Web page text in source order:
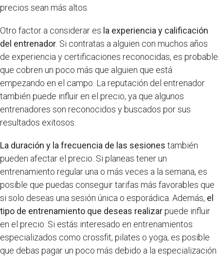
precios sean más altos.
Otro factor a considerar es la experiencia y calificación
del entrenador . Si contratas a alguien con muchos años
de experiencia y certificaciones reconocidas, es probable
que cobren un poco más que alguien que está
empezando en el campo. La reputación del entrenador
también puede influir en el precio, ya que algunos
entrenadores son reconocidos y buscados por sus
resultados exitosos.
La duración y la frecuencia de las sesiones también
pueden afectar el precio. Si planeas tener un
entrenamiento regular una o más veces a la semana, es
posible que puedas conseguir tarifas más favorables que
si solo deseas una sesión única o esporádica. Además, el
tipo de entrenamiento que deseas realizarpuede influir
en el precio. Si estás interesado en entrenamientos
especializados como crossfit, pilates o yoga, es posible
que debas pagar un poco más debido a la especialización